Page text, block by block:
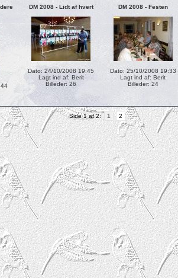
DM 2008 - Lidt af hvert
Dato: 24/10/2008 19:45
Lagt ind af: Berit
Billeder: 26
DM 2008 - Festen
Dato: 25/10/2008 19:33
Lagt ind af: Berit
Billeder: 24
Side 1 af 2: 1 2